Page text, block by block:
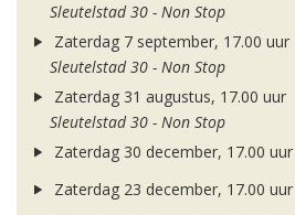
Sleutelstad 30 - Non Stop
Zaterdag 7 september, 17.00 uur
Sleutelstad 30 - Non Stop
Zaterdag 31 augustus, 17.00 uur
Sleutelstad 30 - Non Stop
Zaterdag 30 december, 17.00 uur
Zaterdag 23 december, 17.00 uur